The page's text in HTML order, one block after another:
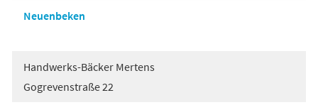
Neuenbeken
Handwerks-Bäcker Mertens
Gogrevenstraße 22